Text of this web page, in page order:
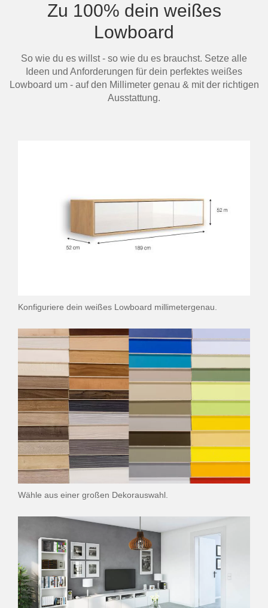
Zu 100% dein weißes
Lowboard
So wie du es willst - so wie du es brauchst. Setze alle
Ideen und Anforderungen für dein perfektes weißes
Lowboard um - auf den Millimeter genau & mit der richtigen
Ausstattung.
Konfiguriere dein weißes Lowboard millimetergenau.
Wähle aus einer großen Dekorauswahl.